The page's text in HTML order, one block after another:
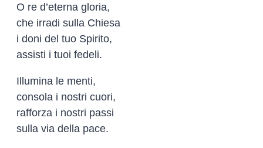
O re d’eterna gloria,
che irradi sulla Chiesa
i doni del tuo Spirito,
assisti i tuoi fedeli.
Illumina le menti,
consola i nostri cuori,
rafforza i nostri passi
sulla via della pace.